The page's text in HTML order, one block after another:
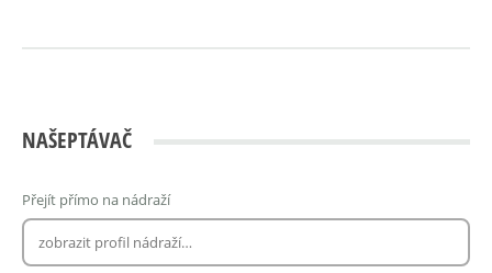
NAŠEPTÁVAČ
Přejít přímo na nádraží